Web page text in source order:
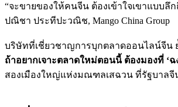
“จะขายของให้คนจีน ต้องเข้าใจเขาแบบลึก
ปณิชา ประทีปะวณิช, Mango China Group
บริษัทที่เชี่ยวชาญการบุกตลาดออนไลน์จีน
ถ้าอยากเจาะตลาดใหม่ตอนนี้ ต้องมองที่ ‘ฉ
สองเมืองใหญ่แห่งมณฑลเสฉวน ที่รัฐบาล